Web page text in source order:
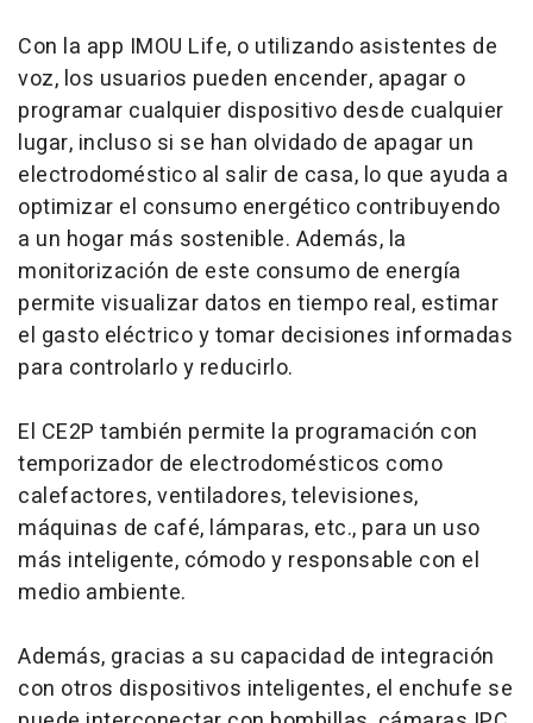
Con la app IMOU Life, o utilizando asistentes de
voz, los usuarios pueden encender, apagar o
programar cualquier dispositivo desde cualquier
lugar, incluso si se han olvidado de apagar un
electrodoméstico al salir de casa, lo que ayuda a
optimizar el consumo energético contribuyendo
a un hogar más sostenible. Además, la
monitorización de este consumo de energía
permite visualizar datos en tiempo real, estimar
el gasto eléctrico y tomar decisiones informadas
para controlarlo y reducirlo.
El CE2P también permite la programación con
temporizador de electrodomésticos como
calefactores, ventiladores, televisiones,
máquinas de café, lámparas, etc., para un uso
más inteligente, cómodo y responsable con el
medio ambiente.
Además, gracias a su capacidad de integración
con otros dispositivos inteligentes, el enchufe se